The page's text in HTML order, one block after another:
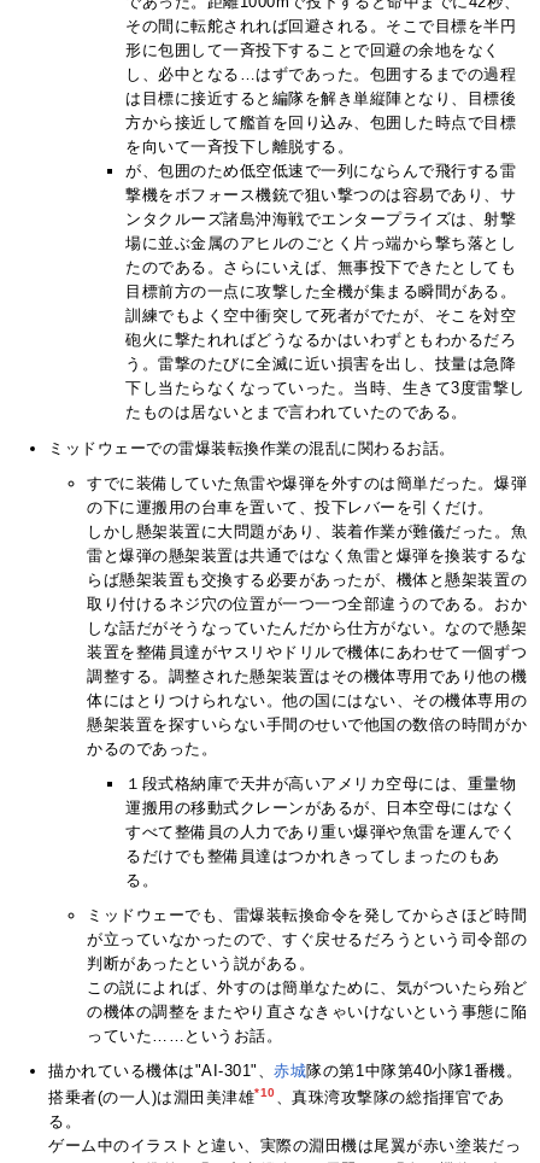
その間に転舵されれば回避される。そこで目標を半円
形に包囲して一斉投下することで回避の余地をなく
し、必中となる…はずであった。包囲するまでの過程
は目標に接近すると編隊を解き単縦陣となり、目標後
方から接近して艦首を回り込み、包囲した時点で目標
を向いて一斉投下し離脱する。
が、包囲のため低空低速で一列にならんで飛行する雷
撃機をボフォース機銃で狙い撃つのは容易であり、サ
ンタクルーズ諸島沖海戦でエンタープライズは、射撃
場に並ぶ金属のアヒルのごとく片っ端から撃ち落とし
たのである。さらにいえば、無事投下できたとしても
目標前方の一点に攻撃した全機が集まる瞬間がある。
訓練でもよく空中衝突して死者がでたが、そこを対空
砲火に撃たれればどうなるかはいわずともわかるだろ
う。雷撃のたびに全滅に近い損害を出し、技量は急降
下し当たらなくなっていった。当時、生きて3度雷撃し
たものは居ないとまで言われていたのである。
ミッドウェーでの雷爆装転換作業の混乱に関わるお話。
すでに装備していた魚雷や爆弾を外すのは簡単だった。爆弾
の下に運搬用の台車を置いて、投下レバーを引くだけ。
しかし懸架装置に大問題があり、装着作業が難儀だった。魚
雷と爆弾の懸架装置は共通ではなく魚雷と爆弾を換装するな
らば懸架装置も交換する必要があったが、機体と懸架装置の
取り付けるネジ穴の位置が一つ一つ全部違うのである。おか
しな話だがそうなっていたんだから仕方がない。なので懸架
装置を整備員達がヤスリやドリルで機体にあわせて一個ずつ
調整する。調整された懸架装置はその機体専用であり他の機
体にはとりつけられない。他の国にはない、その機体専用の
懸架装置を探すいらない手間のせいで他国の数倍の時間がか
かるのであった。
１段式格納庫で天井が高いアメリカ空母には、重量物
運搬用の移動式クレーンがあるが、日本空母にはなく
すべて整備員の人力であり重い爆弾や魚雷を運んでく
るだけでも整備員達はつかれきってしまったのもあ
る。
ミッドウェーでも、雷爆装転換命令を発してからさほど時間
が立っていなかったので、すぐ戻せるだろうという司令部の
判断があったという説がある。
この説によれば、外すのは簡単なために、気がついたら殆ど
の機体の調整をまたやり直さなきゃいけないという事態に陥
っていた……というお話。
描かれている機体は"AI-301"、赤城隊の第1中隊第40小隊1番機。
搭乗者(の一人)は淵田美津雄*10、真珠湾攻撃隊の総指揮官であ
る。
ゲーム中のイラストと違い、実際の淵田機は尾翼が赤い塗装だっ